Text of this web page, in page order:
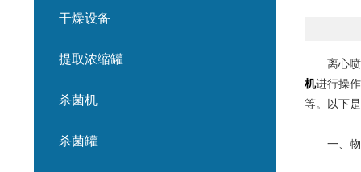
离心喷雾
机进行操
等。以下
一、物
干燥设备
提取浓缩罐
杀菌机
杀菌罐